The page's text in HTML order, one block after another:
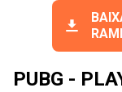
PUBG -